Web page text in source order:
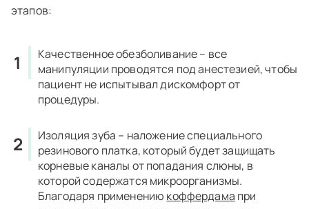
этапов:
Качественное обезболивание – все
манипуляции проводятся под анестезией, чтобы
пациент не испытывал дискомфорт от
процедуры.
Изоляция зуба – наложение специального
резинового платка, который будет защищать
корневые каналы от попадания слюны, в
которой содержатся микроорганизмы.
Благодаря применению коффердама при